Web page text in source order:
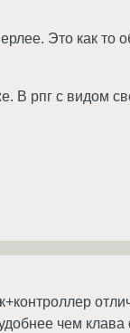
Это как то
В рпг с видом
чем